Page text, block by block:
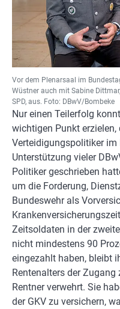
Vor dem Plenarsaal im
Wüstner auch mit Sabine
SPD, aus. Foto: DBwV/Bombeke
Nur einen Teilerfolg
wichtigen Punkt
Verteidigungspolitiker im
Unterstützung vieler
Politiker geschrieben
um die Forderung,
Bundeswehr als
Zeitsoldaten in der
nicht mindestens 90
eingezahlt haben, bleibt
Rentenalters der
Rentner verwehrt. Sie
der GKV zu versichern,